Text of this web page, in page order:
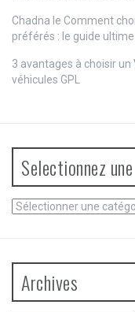
Chadna le Comment
préférés : le guide ultime
3 avantages à choisir un
véhicules GPL
Selectionnez
Selectionnez
Archives